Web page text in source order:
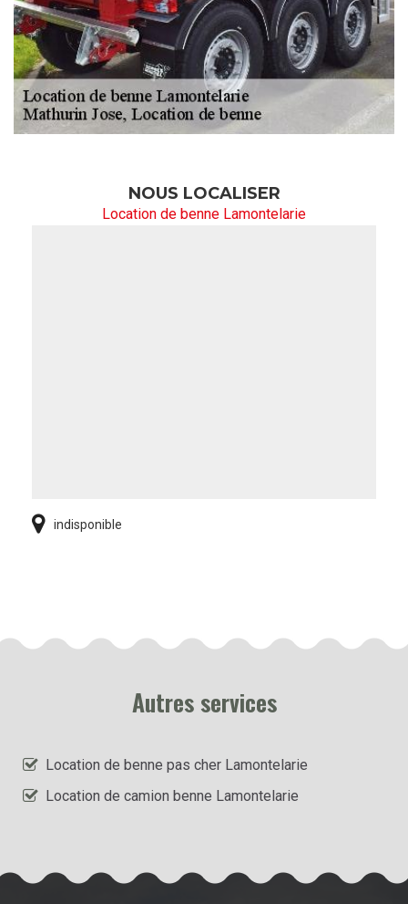
NOUS LOCALISER
Location de benne Lamontelarie
indisponible
Autres services
Location de benne pas cher Lamontelarie
Location de camion benne Lamontelarie